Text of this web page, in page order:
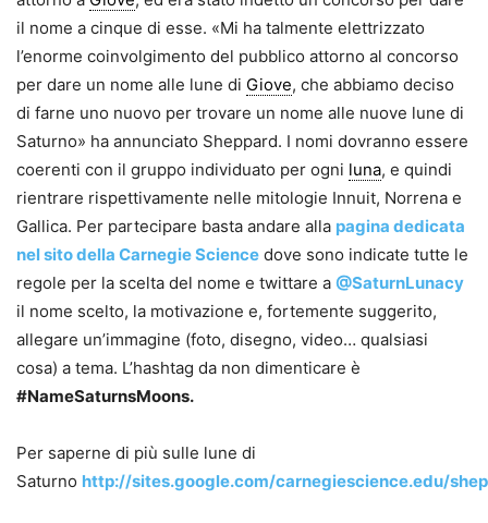
il nome a cinque di esse. «Mi ha talmente elettrizzato
l’enorme coinvolgimento del pubblico attorno al concorso
per dare un nome alle lune di Giove, che abbiamo deciso
di farne uno nuovo per trovare un nome alle nuove lune di
Saturno» ha annunciato Sheppard. I nomi dovranno essere
coerenti con il gruppo individuato per ogni luna, e quindi
rientrare rispettivamente nelle mitologie Innuit, Norrena e
Gallica. Per partecipare basta andare alla pagina dedicata
nel sito della Carnegie Science dove sono indicate tutte le
regole per la scelta del nome e twittare a @SaturnLunacy
il nome scelto, la motivazione e, fortemente suggerito,
allegare un’immagine (foto, disegno, video… qualsiasi
cosa) a tema. L’hashtag da non dimenticare è
#NameSaturnsMoons.
Per saperne di più sulle lune di
Saturno http://sites.google.com/carnegiescience.edu/